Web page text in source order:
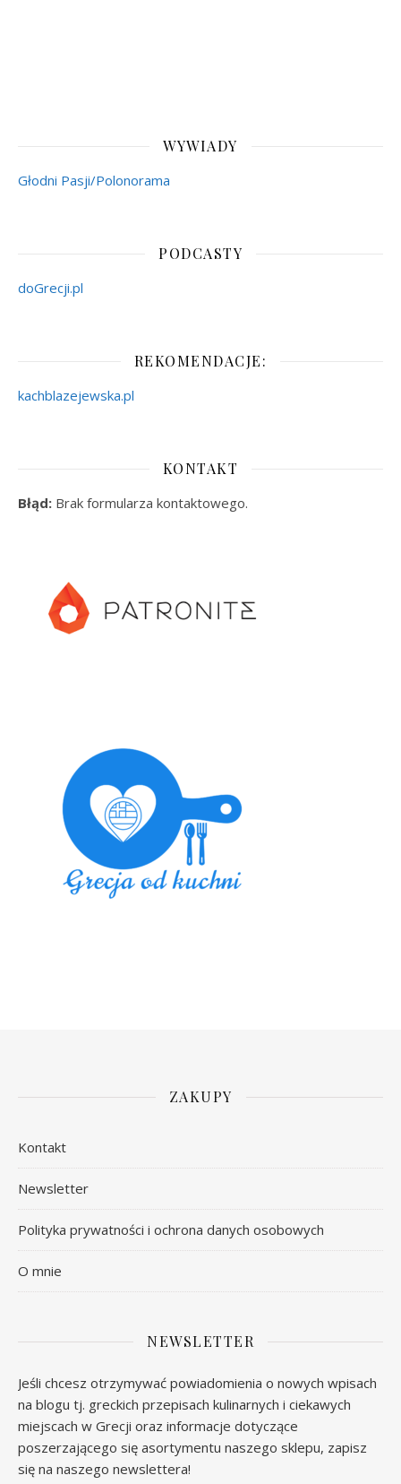
WYWIADY
Głodni Pasji/Polonorama
PODCASTY
doGrecji.pl
REKOMENDACJE:
kachblazejewska.pl
KONTAKT
Błąd: Brak formularza kontaktowego.
ZAKUPY
Kontakt
Newsletter
Polityka prywatności i ochrona danych osobowych
O mnie
NEWSLETTER
Jeśli chcesz otrzymywać powiadomienia o nowych wpisach
na blogu tj. greckich przepisach kulinarnych i ciekawych
miejscach w Grecji oraz informacje dotyczące
poszerzającego się asortymentu naszego sklepu, zapisz
się na naszego newslettera!